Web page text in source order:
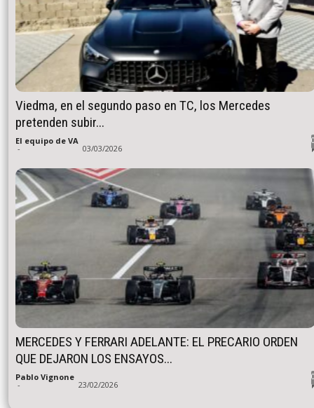
Viedma, en el segundo paso en TC, los Mercedes
pretenden subir...
El equipo de VA
- 03/03/2026
MERCEDES Y FERRARI ADELANTE: EL PRECARIO ORDEN
QUE DEJARON LOS ENSAYOS...
Pablo Vignone
- 23/02/2026